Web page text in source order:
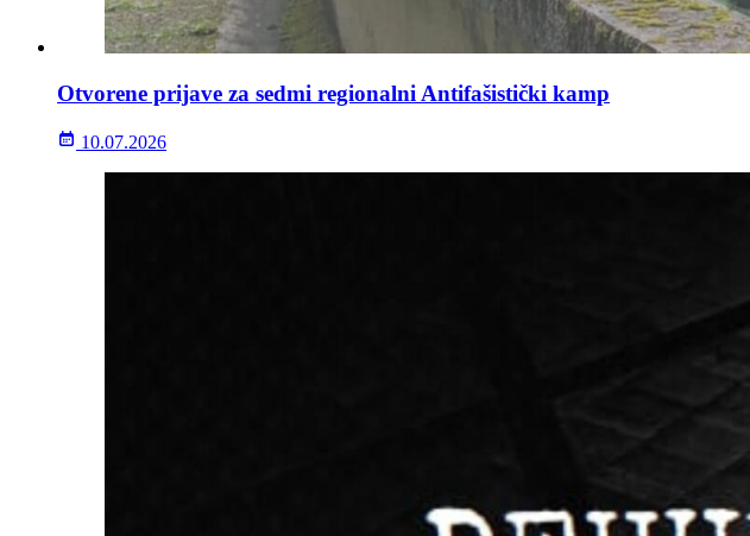
Otvorene prijave za sedmi regionalni Antifašistički kamp
10.07.2026